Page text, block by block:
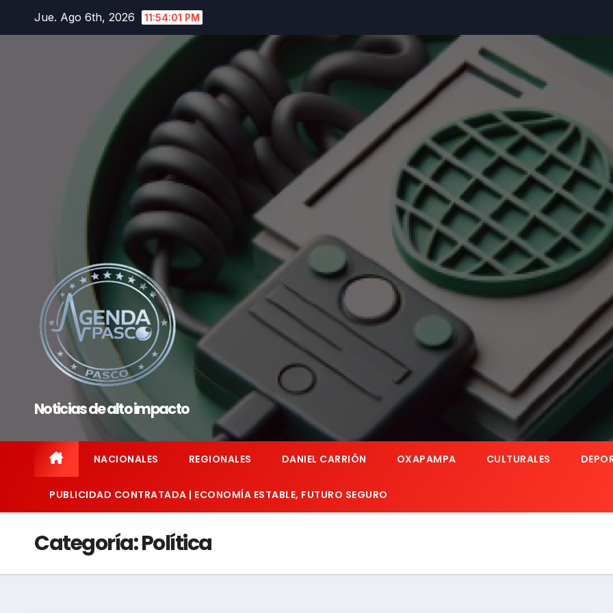
Jue. Ago 6th, 2026 11:54:03 PM
Noticias de alto impacto
NACIONALES REGIONALES DANIEL CARRIÓN OXAPAMPA CULTURALES
PUBLICIDAD CONTRATADA | ECONOMÍA ESTABLE, FUTURO SEGURO
Categoría:Política